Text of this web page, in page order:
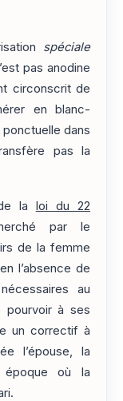
spéciale
pas anodine
circonscrit de
en blanc-
ponctuelle dans
pas la
la loi du 22
par le
de la femme
l’absence de
au
pourvoir à ses
un correctif à
l’épouse, la
époque où la